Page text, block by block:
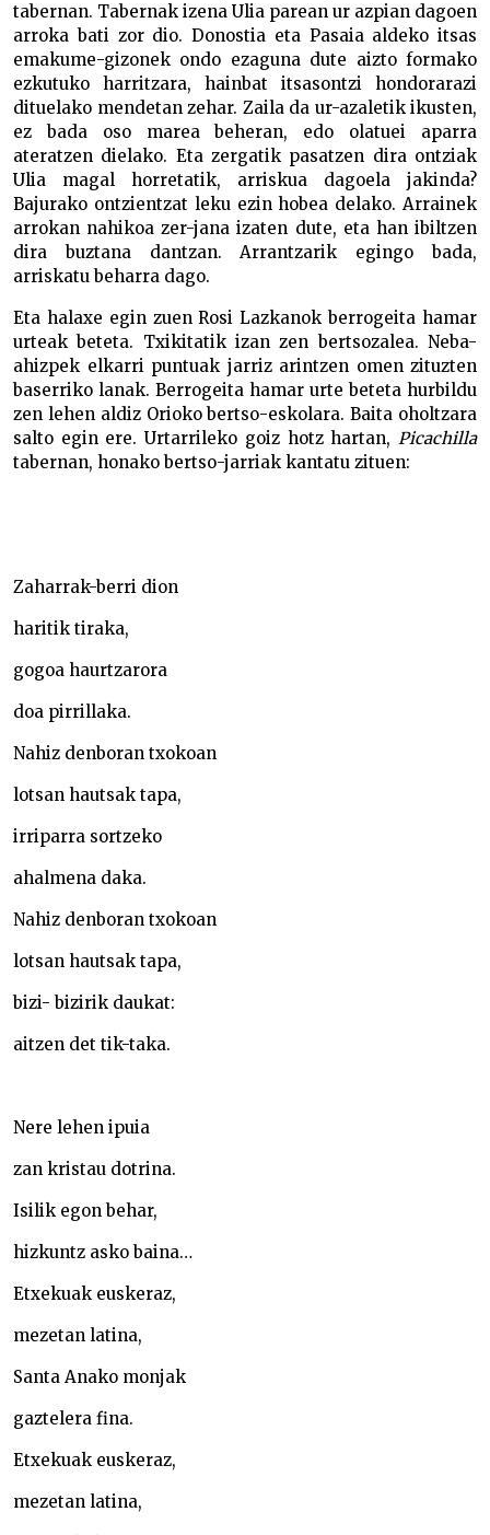
tabernan. Tabernak izena Ulia parean ur azpian dagoen
arroka bati zor dio. Donostia eta Pasaia aldeko itsas
emakume-gizonek ondo ezaguna dute aizto formako
ezkutuko harritzara, hainbat itsasontzi hondorarazi
dituelako mendetan zehar. Zaila da ur-azaletik ikusten,
ez bada oso marea beheran, edo olatuei aparra
ateratzen dielako. Eta zergatik pasatzen dira ontziak
Ulia magal horretatik, arriskua dagoela jakinda?
Bajurako ontzientzat leku ezin hobea delako. Arrainek
arrokan nahikoa zer-jana izaten dute, eta han ibiltzen
dira buztana dantzan. Arrantzarik egingo bada,
arriskatu beharra dago.
Eta halaxe egin zuen Rosi Lazkanok berrogeita hamar
urteak beteta. Txikitatik izan zen bertsozalea. Neba-
ahizpek elkarri puntuak jarriz arintzen omen zituzten
baserriko lanak. Berrogeita hamar urte beteta hurbildu
zen lehen aldiz Orioko bertso-eskolara. Baita oholtzara
salto egin ere. Urtarrileko goiz hotz hartan, Picachilla
tabernan, honako bertso-jarriak kantatu zituen:
Zaharrak-berri dion
haritik tiraka,
gogoa haurtzarora
doa pirrillaka.
Nahiz denboran txokoan
lotsan hautsak tapa,
irriparra sortzeko
ahalmena daka.
Nahiz denboran txokoan
lotsan hautsak tapa,
bizi- bizirik daukat:
aitzen det tik-taka.
Nere lehen ipuia
zan kristau dotrina.
Isilik egon behar,
hizkuntz asko baina…
Etxekuak euskeraz,
mezetan latina,
Santa Anako monjak
gaztelera fina.
Etxekuak euskeraz,
mezetan latina,